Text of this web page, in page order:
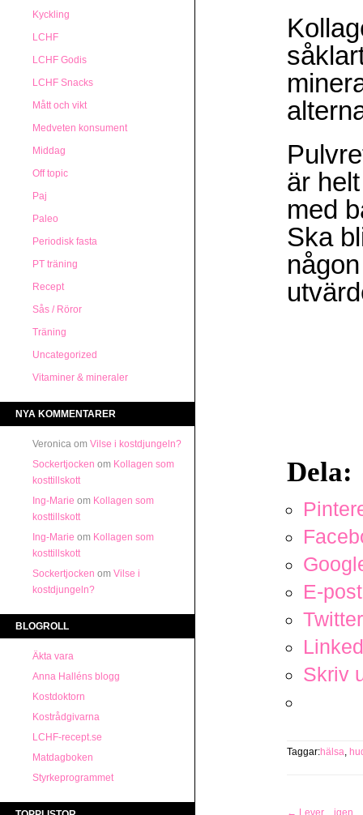
Kyckling
LCHF
LCHF Godis
LCHF Snacks
Mått och vikt
Medveten konsument
Middag
Off topic
Paj
Paleo
Periodisk fasta
PT träning
Recept
Sås / Röror
Träning
Uncategorized
Vitaminer & mineraler
NYA KOMMENTARER
Veronica om Vilse i kostdjungeln?
Sockertjocken om Kollagen som
kosttillskott
Ing-Marie om Kollagen som
kosttillskott
Ing-Marie om Kollagen som
kosttillskott
Sockertjocken om Vilse i
kostdjungeln?
BLOGROLL
Äkta vara
Anna Halléns blogg
Kostdoktorn
Kostrådgivarna
LCHF-recept.se
Matdagboken
Styrkeprogrammet
är
med
Ska
Dela:
E-post
Twitter
Skriv
Taggar:hälsa,
← Lever…igen